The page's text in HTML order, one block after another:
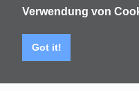
Verwendung von
Got it!Sprachen